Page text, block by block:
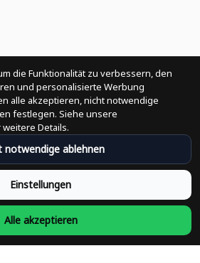
die Funktionalität zu verbessern, den
und personalisierte Werbung
alle akzeptieren, nicht notwendige
festlegen. Siehe unsere
Details.
notwendige ablehnen
Einstellungen
Alle akzeptieren